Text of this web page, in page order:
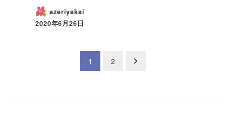
azeriyakai
2020年6月26日
1 2